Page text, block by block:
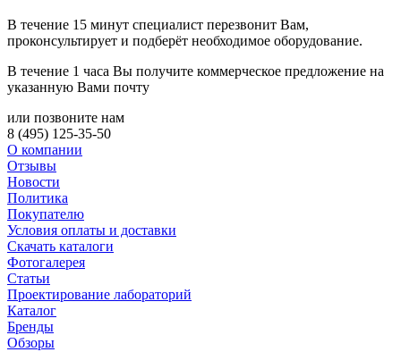
В течение 15 минут специалист перезвонит Вам,
проконсультирует и подберёт необходимое оборудование.
В течение 1 часа Вы получите коммерческое предложение на
указанную Вами почту
или позвоните нам
8 (495) 125-35-50
О компании
Отзывы
Новости
Политика
Покупателю
Условия оплаты и доставки
Скачать каталоги
Фотогалерея
Статьи
Проектирование лабораторий
Каталог
Бренды
Обзоры